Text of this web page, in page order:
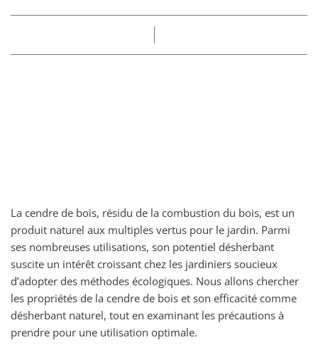
La cendre de bois, résidu de la combustion du bois, est un
produit naturel aux multiples vertus pour le jardin. Parmi
ses nombreuses utilisations, son potentiel désherbant
suscite un intérêt croissant chez les jardiniers soucieux
d’adopter des méthodes écologiques. Nous allons chercher
les propriétés de la cendre de bois et son efficacité comme
désherbant naturel, tout en examinant les précautions à
prendre pour une utilisation optimale.